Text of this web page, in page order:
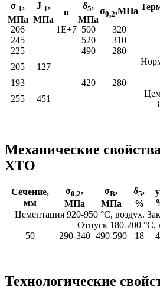
σ-1,
МПа
J-1,
МПа
n
δ5,
МПа
σ0,2,МПа
206
1Е+7 500
320
245
520
310
225
490
280
205
127
193
420
280
255
451
Механические
ХТО
Сечение,
мм
σ0,2,
МПа
σВ,
МПа
δ5,
%
Цементация 920-950 °С, воздух.
Отпуск 180-200 °С,
50
290-340 490-590 18
Технологические